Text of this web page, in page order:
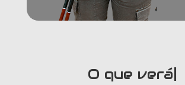
O que verá ness